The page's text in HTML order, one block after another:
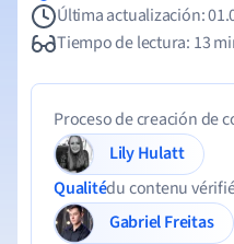
Última actualización:
Tiempo de lectura: 13
Proceso de creación de
Lily Hulatt
Qualitédu contenu
Gabriel Freitas